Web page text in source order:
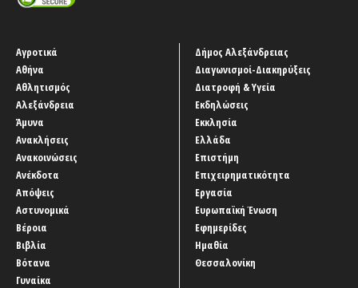
Αγροτικά
Αθήνα
Αθλητισμός
Αλεξάνδρεια
Άμυνα
Ανακλήσεις
Ανακοινώσεις
Ανέκδοτα
Απόψεις
Αστυνομικά
Βέροια
Βιβλία
Βότανα
Γυναίκα
Δήμος Αλεξάνδρειας
Διαγωνισμοί-Διακηρύξεις
Διατροφή & Υγεία
Εκδηλώσεις
Εκκλησία
Ελλάδα
Επιστήμη
Επιχειρηματικότητα
Εργασία
Ευρωπαϊκή Ένωση
Εφημερίδες
Ημαθία
Θεσσαλονίκη